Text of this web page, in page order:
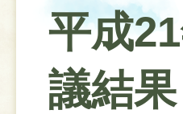
平成
議結果